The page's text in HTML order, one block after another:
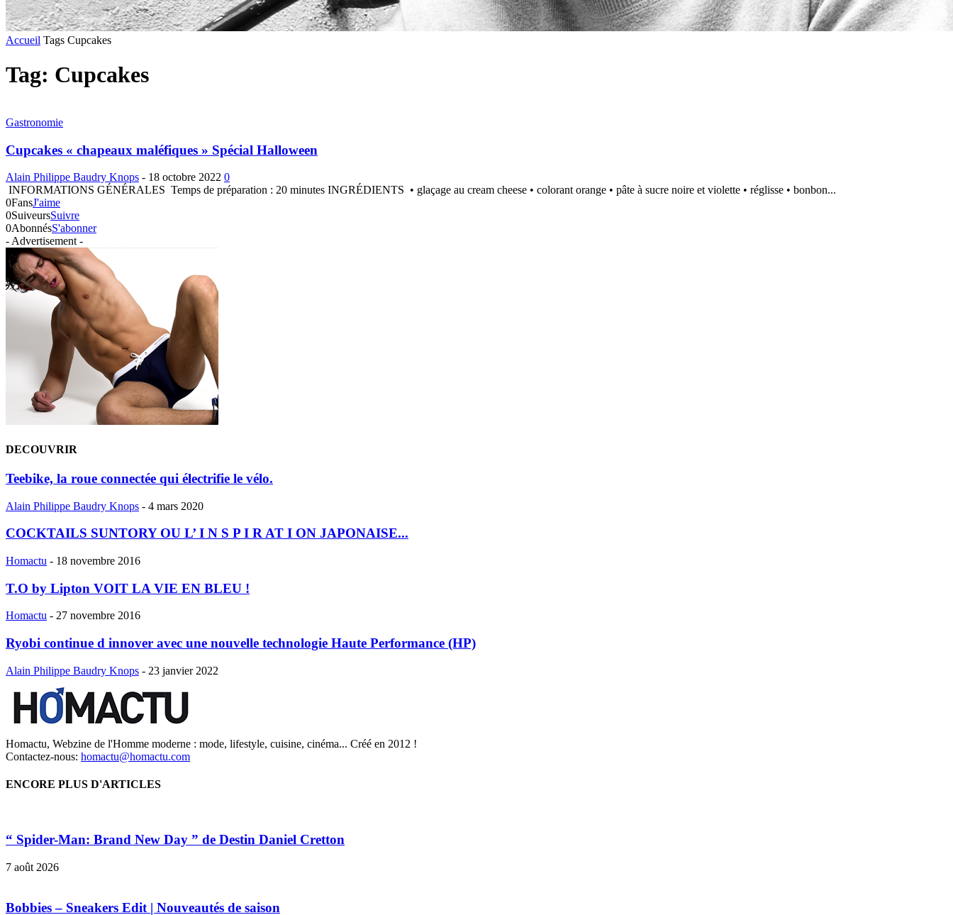
Accueil Tags Cupcakes
Tag: Cupcakes
Gastronomie
Cupcakes « chapeaux maléfiques » Spécial Halloween
Alain Philippe Baudry Knops - 18 octobre 2022 0
INFORMATIONS GÉNÉRALES Temps de préparation : 20 minutes INGRÉDIENTS • glaçage au cream cheese • colorant orange • pâte à sucre noire et violette • réglisse • bonbon...
0FansJ'aime
0SuiveursSuivre
0AbonnésS'abonner
- Advertisement -
DECOUVRIR
Teebike, la roue connectée qui électrifie le vélo.
Alain Philippe Baudry Knops - 4 mars 2020
COCKTAILS SUNTORY OU L’ I N S P I R AT I ON JAPONAISE...
Homactu - 18 novembre 2016
T.O by Lipton VOIT LA VIE EN BLEU !
Homactu - 27 novembre 2016
Ryobi continue d innover avec une nouvelle technologie Haute Performance (HP)
Alain Philippe Baudry Knops - 23 janvier 2022
Homactu, Webzine de l'Homme moderne : mode, lifestyle, cuisine, cinéma... Créé en 2012 !
Contactez-nous: homactu@homactu.com
ENCORE PLUS D'ARTICLES
“ Spider-Man: Brand New Day ” de Destin Daniel Cretton
7 août 2026
Bobbies – Sneakers Edit | Nouveautés de saison